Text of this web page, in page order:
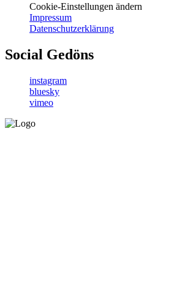
Cookie-Einstellungen ändern
Impressum
Datenschutzerklärung
Social Gedöns
instagram
bluesky
vimeo